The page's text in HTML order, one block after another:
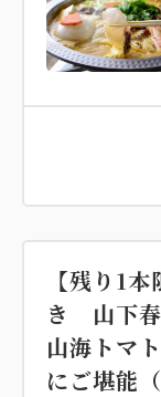
【残り1
き 山下春
山海トマ
にご堪能